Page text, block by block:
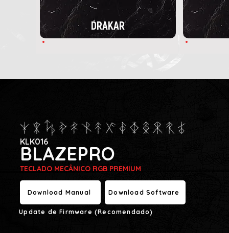
DRAKAR
Update de Firmware (Recomendado)
BLAZEPRO
KLK016
TECLADO MECÂNICO RGB PREMIUM
Download Manual Download Software